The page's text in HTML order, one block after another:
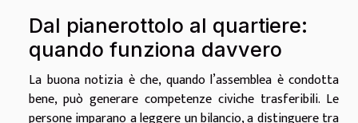
Dal pianerottolo al quartiere:
quando funziona davvero
La buona notizia è che, quando l’assemblea è condotta
bene, può generare competenze civiche trasferibili. Le
persone imparano a leggere un bilancio, a distinguere tra